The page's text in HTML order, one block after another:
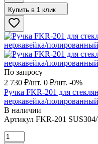
Купить в 1 клик
По запросу
2 730 ₽/шт. 0 ₽/шт. -0%
Ручка FKR-201 для
нержавейка/полированный
В наличии
Артикул FKR-201 SUS304/